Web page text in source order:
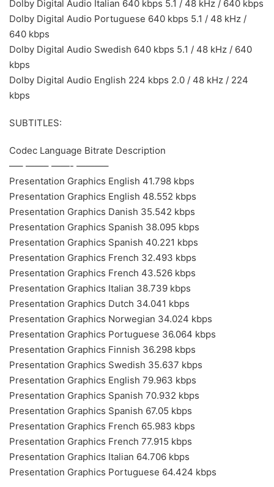
Dolby Digital Audio Italian 640 kbps 5.1 / 48 kHz / 640 kbps
Dolby Digital Audio Portuguese 640 kbps 5.1 / 48 kHz /
640 kbps
Dolby Digital Audio Swedish 640 kbps 5.1 / 48 kHz / 640
kbps
Dolby Digital Audio English 224 kbps 2.0 / 48 kHz / 224
kbps
SUBTITLES:
Codec Language Bitrate Description
—– ——– ——- ———–
Presentation Graphics English 41.798 kbps
Presentation Graphics English 48.552 kbps
Presentation Graphics Danish 35.542 kbps
Presentation Graphics Spanish 38.095 kbps
Presentation Graphics Spanish 40.221 kbps
Presentation Graphics French 32.493 kbps
Presentation Graphics French 43.526 kbps
Presentation Graphics Italian 38.739 kbps
Presentation Graphics Dutch 34.041 kbps
Presentation Graphics Norwegian 34.024 kbps
Presentation Graphics Portuguese 36.064 kbps
Presentation Graphics Finnish 36.298 kbps
Presentation Graphics Swedish 35.637 kbps
Presentation Graphics English 79.963 kbps
Presentation Graphics Spanish 70.932 kbps
Presentation Graphics Spanish 67.05 kbps
Presentation Graphics French 65.983 kbps
Presentation Graphics French 77.915 kbps
Presentation Graphics Italian 64.706 kbps
Presentation Graphics Portuguese 64.424 kbps